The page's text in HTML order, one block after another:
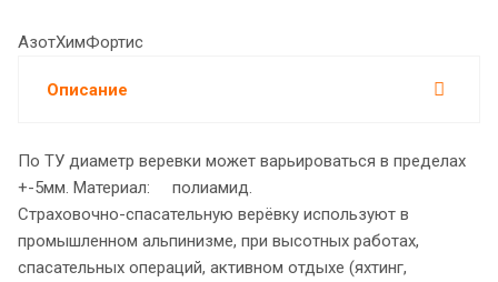
АзотХимФортис
Описание
По ТУ диаметр веревки может варьироваться в пределах
+-5мм. Материал: полиамид.
Страховочно-спасательную верёвку используют в
промышленном альпинизме, при высотных работах,
спасательных операций, активном отдыхе (яхтинг,